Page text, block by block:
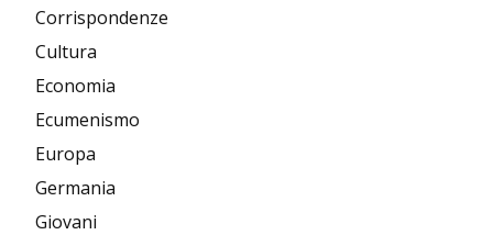
Corrispondenze
Cultura
Economia
Ecumenismo
Europa
Germania
Giovani